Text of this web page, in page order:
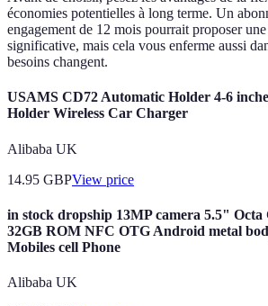
économies potentielles à long terme. Un
engagement de 12 mois pourrait proposer
significative, mais cela vous enferme aussi
besoins changent.
USAMS CD72 Automatic Holder 4-6
Holder Wireless Car Charger
Alibaba UK
14.95 GBPView price
in stock dropship 13MP camera 5.5"
32GB ROM NFC OTG Android metal
Mobiles cell Phone
Alibaba UK